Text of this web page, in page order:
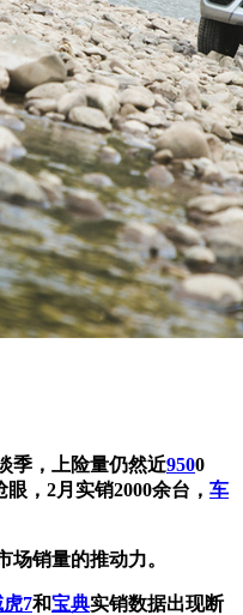
季，上险量仍然近9500
眼，2月实销2000余台， 车
场销量的推动力。
7和宝典实销数据出现断